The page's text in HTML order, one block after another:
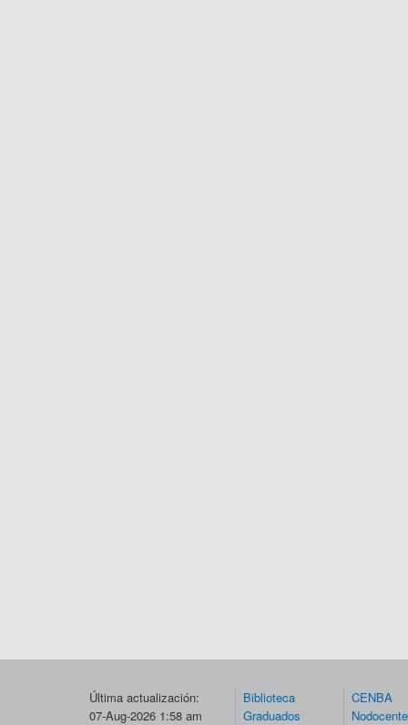
Última actualización:
07-Aug-2026 1:58 am
Biblioteca
Graduados
CENBA